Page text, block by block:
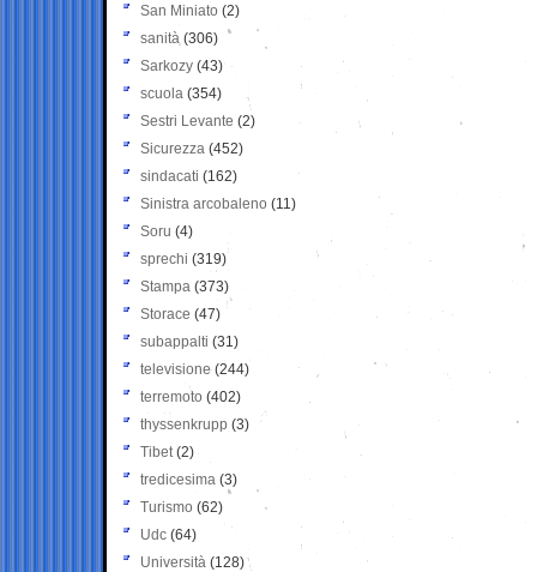
San Miniato (2)
sanità (306)
Sarkozy (43)
scuola (354)
Sestri Levante (2)
Sicurezza (452)
sindacati (162)
Sinistra arcobaleno (11)
Soru (4)
sprechi (319)
Stampa (373)
Storace (47)
subappalti (31)
televisione(244)
terremoto (402)
thyssenkrupp (3)
Tibet(2)
tredicesima (3)
Turismo (62)
Udc (64)
Università (128)